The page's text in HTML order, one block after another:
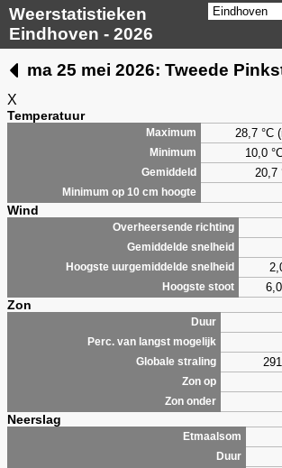
Weerstatistieken
Eindhoven - 2026
ma 25 mei 2026: Tweede
X
Temperatuur
Maximum 28,7 °C
Minimum 10,0
Gemiddeld 20,7
Minimum op 10 cm hoogte
Wind
Overheersende richting
Gemiddelde snelheid
Hoogste uurgemiddelde snelheid
Hoogste stoot
Zon
Duur
Perc. van langst mogelijk
Globale straling
Zon op
Zon onder
Neerslag
Etmaalsom
Duur